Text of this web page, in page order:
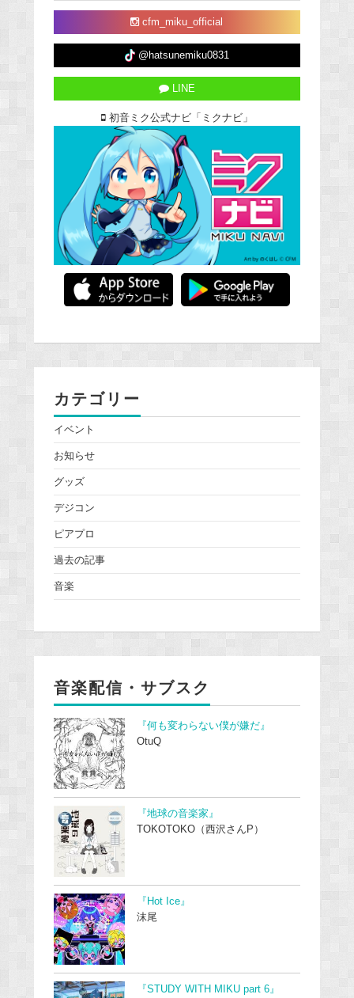
cfm_miku_official
@hatsunemiku0831
LINE
初音ミク公式ナビ「ミクナビ」
カテゴリー
イベント
お知らせ
グッズ
デジコン
ピアプロ
過去の記事
音楽
音楽配信・サブスク
『何も変わらない僕が嫌だ』
OtuQ
『地球の音楽家』
TOKOTOKO（西沢さんP）
『Hot Ice』
沫尾
『STUDY WITH MIKU part 6』